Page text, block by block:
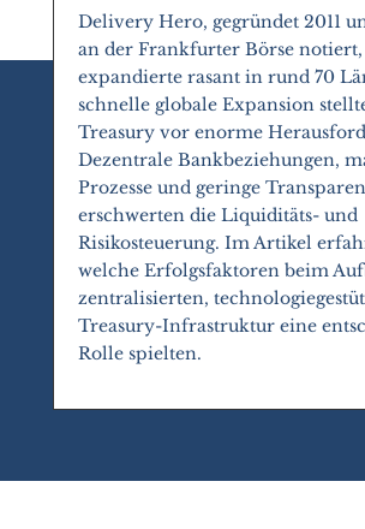
Delivery Hero, gegründet 2011
an der Frankfurter Börse notiert,
expandierte rasant in rund 70
schnelle globale Expansion
Treasury vor enorme
Dezentrale Bankbeziehungen,
Prozesse und geringe
erschwerten die Liquiditäts- und
Risikosteuerung. Im Artikel
welche Erfolgsfaktoren beim
zentralisierten,
Treasury-Infrastruktur eine
Rolle spielten.